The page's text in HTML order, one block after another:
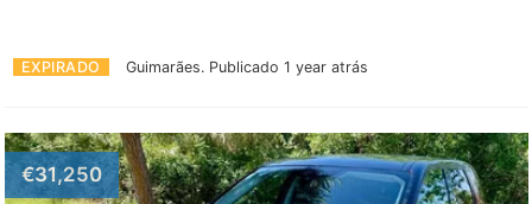
EXPIRADO Guimarães. Publicado 1 year atrás
€31,250